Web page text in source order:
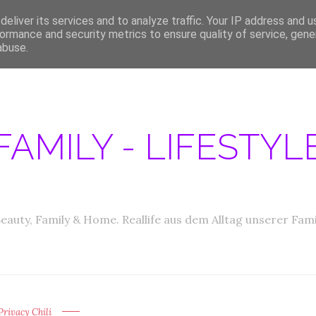
MEDIA DATEN ABOUT PRODUKTTESTER GESUCHT
-
Family & Home. Reallife aus dem Alltag unserer
Chili
its services and to analyze traffic. Your IP address and
and security metrics to ensure quality of service,